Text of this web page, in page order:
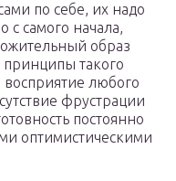
по себе, их надо
самого начала,
образ
такого
любого
фрустрации
постоянно
оптимистическими